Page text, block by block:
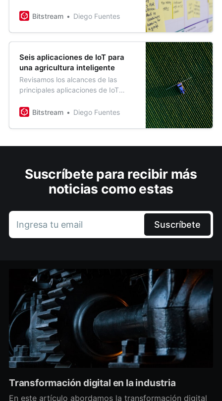
concursable. Te invitamos a leerlas,
nuevas ideas!
Bitstream Diego Fuentes
Seis aplicaciones de IoT para
una agricultura inteligente
Revisamos los alcances de las
principales aplicaciones de IoT
que enfrentará la industria en los
posibilidades actuales podemos
Bitstream Diego Fuentes
Suscríbete para recibir más
noticias como estas
Ingresa tu email Suscríbete
Transformación digital en la industria
En este artículo abordamos la transformación digital